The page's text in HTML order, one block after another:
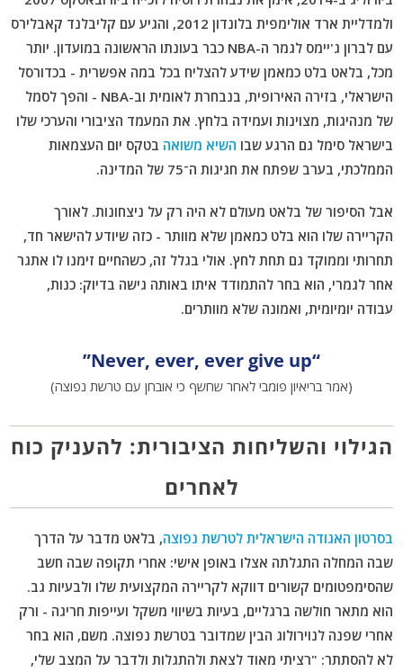
ולמדליית ארד אולימפית בלונדון 2012, והגיע עם קליבלנד קאבלירס
עם לברון ג'יימס לגמר ה-NBA כבר בעונתו הראשונה במועדון. יותר
מכל, בלאט בלט כמאמן שידע להצליח בכל במה אפשרית - בכדורסל
הישראלי, בזירה האירופית, בנבחרת לאומית וב-NBA - והפך לסמל
של מנהיגות, מצוינות ועמידה בלחץ. את המעמד הציבורי והערכי שלו
בישראל סימל גם הרגע שבו השיא משואה בטקס יום העצמאות
הממלכתי, בערב שפתח את חגיגות ה־75 של המדינה.
אבל הסיפור של בלאט מעולם לא היה רק על ניצחונות. לאורך
הקריירה שלו הוא בלט כמאמן שלא מוותר - כזה שיודע להישאר חד,
תחרותי וממוקד גם תחת לחץ. אולי בגלל זה, כשהחיים זימנו לו אתגר
אחר לגמרי, הוא בחר להתמודד איתו באותה גישה בדיוק: כנות,
עבודה יומיומית, ואמונה שלא מוותרים.
“Never, ever, ever give up”
(אמר בריאיון פומבי לאחר שחשף כי אובחן עם טרשת נפוצה)
הגילוי והשליחות הציבורית: להעניק כוח
לאחרים
בסרטון האגודה הישראלית לטרשת נפוצה, בלאט מדבר על הדרך
שבה המחלה התגלתה אצלו באופן אישי: אחרי תקופה שבה חשב
שהסימפטומים קשורים דווקא לקריירה המקצועית שלו ולבעיות גב.
הוא מתאר חולשה ברגליים, בעיות בשיווי משקל ועייפות חריגה - ורק
אחרי שפנה לנוירולוג הבין שמדובר בטרשת נפוצה. משם, הוא בחר
לא להסתתר: "רציתי מאוד לצאת ולהתגלות ולדבר על המצב שלי,